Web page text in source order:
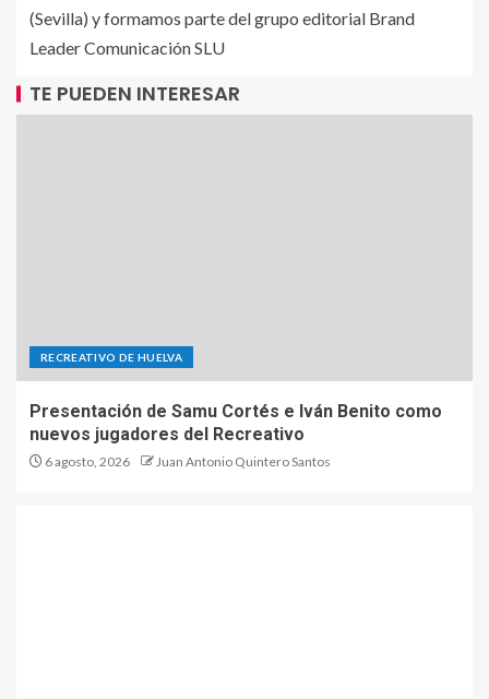
(Sevilla) y formamos parte del grupo editorial Brand
Leader Comunicación SLU
TE PUEDEN INTERESAR
RECREATIVO DE HUELVA
Presentación de Samu Cortés e Iván Benito como
nuevos jugadores del Recreativo
6 agosto, 2026 Juan Antonio Quintero Santos